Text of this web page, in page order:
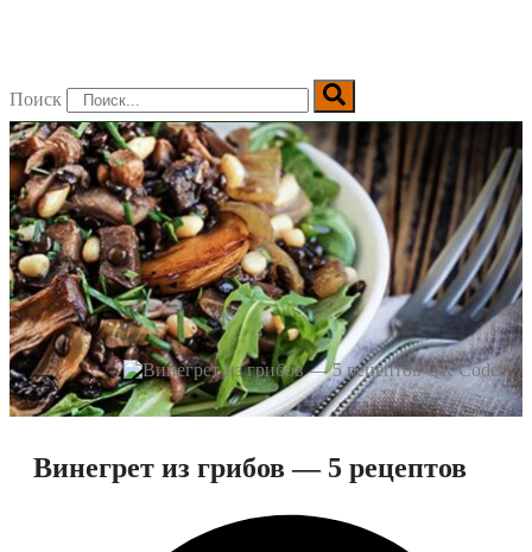
Поиск
Винегрет из грибов — 5 рецептов